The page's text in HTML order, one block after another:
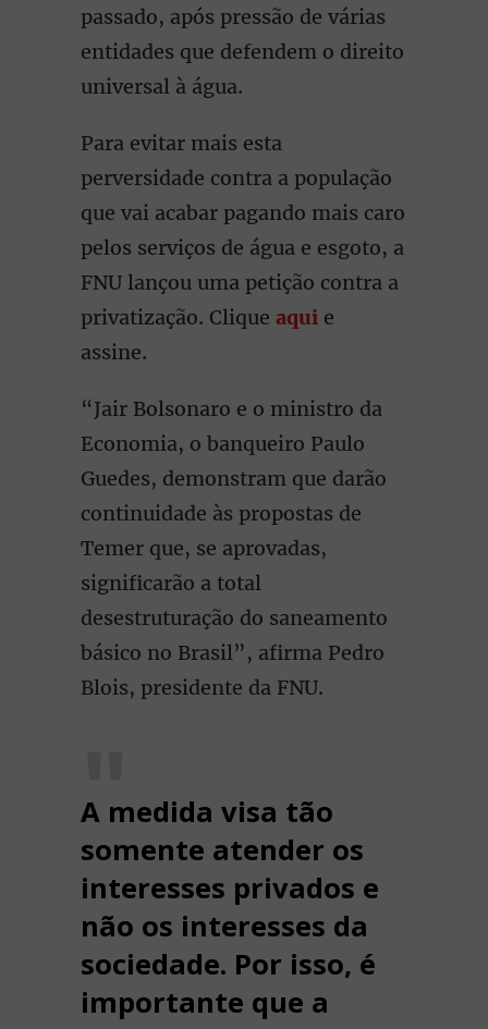
passado, após pressão de várias
entidades que defendem o direito
universal à água.
Para evitar mais esta
perversidade contra a população
que vai acabar pagando mais caro
pelos serviços de água e esgoto, a
FNU lançou uma petição contra a
privatização. Clique aqui e
assine.
“Jair Bolsonaro e o ministro da
Economia, o banqueiro Paulo
Guedes, demonstram que darão
continuidade às propostas de
Temer que, se aprovadas,
significarão a total
desestruturação do saneamento
básico no Brasil”, afirma Pedro
Blois, presidente da FNU.
A medida visa tão
somente atender os
interesses privados e
não os interesses da
sociedade. Por isso, é
importante que a